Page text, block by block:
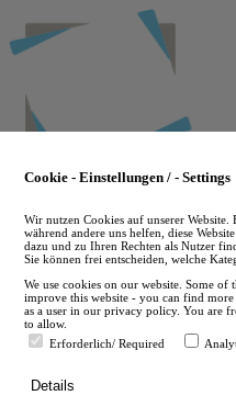
to
main
en
Cookie - Einstellungen / - Settings
Wir nutzen Cookies auf unserer Website.
während andere uns helfen, diese
dazu und zu Ihren Rechten als Nutzer
Sie können frei entscheiden, welche
We use cookies on our website. Some of
improve this website - you can find
as a user in our privacy policy. You are
to allow.
Erforderlich/ Required
Details